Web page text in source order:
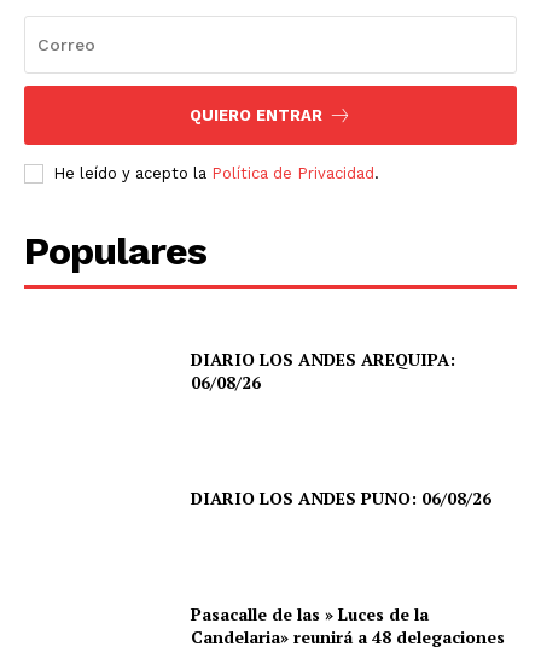
QUIERO ENTRAR
He leído y acepto la Política de Privacidad .
Populares
DIARIO LOS ANDES AREQUIPA:
06/08/26
DIARIO LOS ANDES PUNO: 06/08/26
Pasacalle de las » Luces de la
Candelaria» reunirá a 48 delegaciones